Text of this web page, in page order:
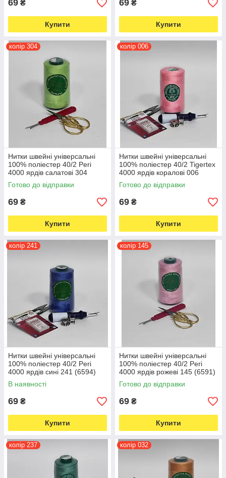
69 ₴
Купити
69 ₴
Купити
колір 304
Нитки швейні універсальні
100% поліестер 40/2 Peri
4000 ярдів салатові 304
(6599)
Готово до відправки
69 ₴
Купити
колір 006
Нитки швейні універсальні
100% поліестер 40/2 Tigertex
4000 ярдів коралові 006
(6590)
Готово до відправки
69 ₴
Купити
колір 241
Нитки швейні універсальні
100% поліестер 40/2 Peri
4000 ярдів сині 241 (6594)
В наявності
69 ₴
Купити
колір 145
Нитки швейні універсальні
100% поліестер 40/2 Peri
4000 ярдів рожеві 145 (6591)
Готово до відправки
69 ₴
Купити
колір 237 колір 032